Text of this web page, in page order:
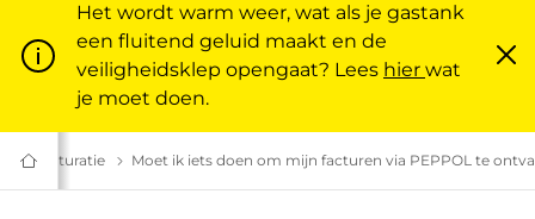
Het wordt warm weer, wat als je gastank
een fluitend geluid maakt en de
veiligheidsklep opengaat? Lees hier wat
je moet doen.
Gas
voor
| Primagaz
veelgestelde vragen | Primagaz
Facturatie Facturatie: veelgestelde vragen | Primagaz
Moet ik iets doen om mijn facturen via PEPPOL te